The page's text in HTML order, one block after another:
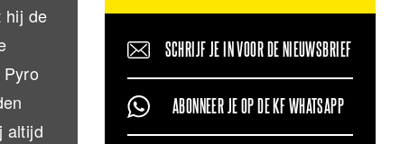
hij de
altijd
SCHRIJF JE IN VOOR DE NIEUWSBRIEF
ABONNEER JE OP DE KF WHATSAPP